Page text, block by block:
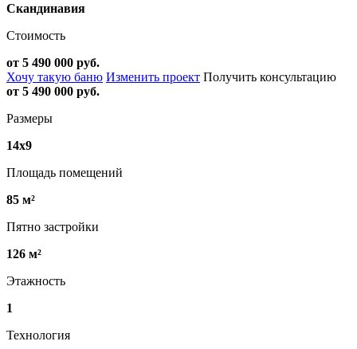
Скандинавия
Стоимость
от 5 490 000 руб.
Хочу такую баню Изменить проект Получить консультацию
от 5 490 000 руб.
Размеры
14х9
Площадь помещений
85 м²
Пятно застройки
126 м²
Этажность
1
Технология